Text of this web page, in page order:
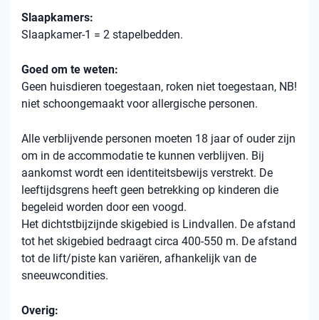
Slaapkamers:
Slaapkamer-1 = 2 stapelbedden.
Goed om te weten:
Geen huisdieren toegestaan, roken niet toegestaan, NB!
niet schoongemaakt voor allergische personen.
Alle verblijvende personen moeten 18 jaar of ouder zijn
om in de accommodatie te kunnen verblijven. Bij
aankomst wordt een identiteitsbewijs verstrekt. De
leeftijdsgrens heeft geen betrekking op kinderen die
begeleid worden door een voogd.
Het dichtstbijzijnde skigebied is Lindvallen. De afstand
tot het skigebied bedraagt ​​circa 400-550 m. De afstand
tot de lift/piste kan variëren, afhankelijk van de
sneeuwcondities.
Overig: